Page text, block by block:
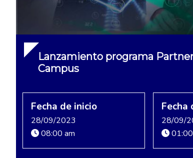
Lanzamiento programa
Campus
Fecha de inicio
28/09/2023
08:00 am
Fecha
28/09/